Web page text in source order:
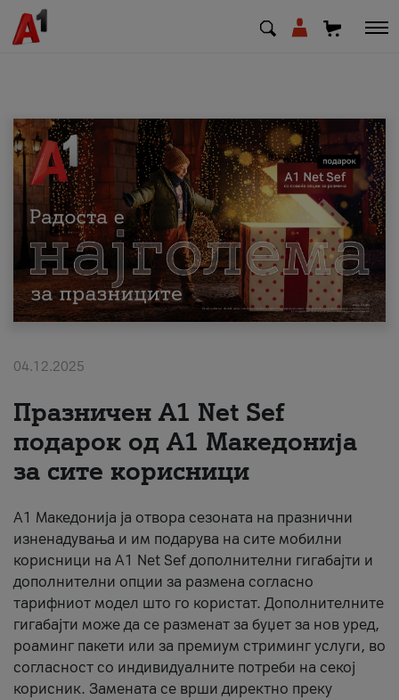
МК EN SQ
Приватни Деловни
Поддршка
Надополни кредит
За нас
#ПодобарОнлајн
04.12.2025
Празничен A1 Net Sеf
подарок од А1 Македонија
за сите корисници
А1 Македонија ја отвора сезоната на празнични
изненадувања и им подарува на сите мобилни
корисници на A1 Net Sef дополнителни гигабајти и
дополнителни опции за размена согласно
тарифниот модел што го користат. Дополнителните
гигабајти може да се разменат за буџет за нов уред,
роаминг пакети или за премиум стриминг услуги, во
согласност со индивидуалните потреби на секој
корисник. Замената се врши директно преку